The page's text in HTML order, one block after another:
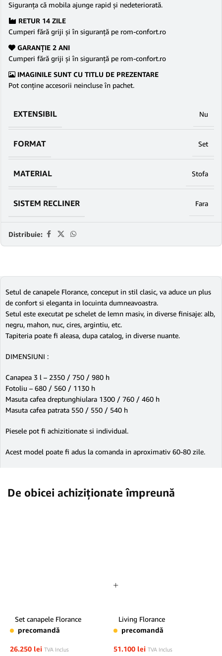
Siguranţa că mobila ajunge rapid şi nedeteriorată.
RETUR 14 ZILE
Cumperi fără griji şi în siguranţă pe rom-confort.ro
GARANŢIE 2 ANI
Cumperi fără griji şi în siguranţă pe rom-confort.ro
IMAGINILE SUNT CU TITLU DE PREZENTARE
Pot conține accesorii neincluse în pachet.
EXTENSIBIL Nu
FORMAT Set
MATERIAL Stofa
SISTEM RECLINER Fara
Distribuie:
Setul de canapele Florance, conceput in stil clasic, va aduce un plus
de confort si eleganta in locuinta dumneavoastra.
Setul este executat pe schelet de lemn masiv, in diverse finisaje: alb,
negru, mahon, nuc, cires, argintiu, etc.
Tapiteria poate fi aleasa, dupa catalog, in diverse nuante.
DIMENSIUNI :
Canapea 3 l – 2350 / 750 / 980 h
Fotoliu – 680 / 560 / 1130 h
Masuta cafea dreptunghiulara 1300 / 760 / 460 h
Masuta cafea patrata 550 / 550 / 540 h
Piesele pot fi achizitionate si individual.
Acest model poate fi adus la comanda in aproximativ 60-80 zile.
De obicei achiziționate împreună
Set canapele Florance
precomandă
26.250 lei TVA Inclus
Living Florance
precomandă
51.100 lei TVA Inclus